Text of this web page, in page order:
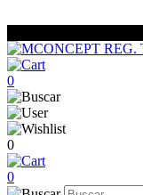
0
0
0